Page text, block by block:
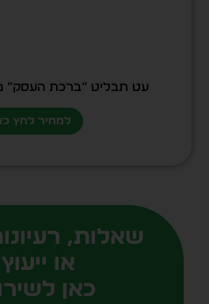
עט תבליט “ברכת העסק”
למחיר לחץ
שאלות,
או
כאן